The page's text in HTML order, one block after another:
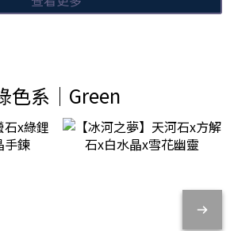
色系│Green